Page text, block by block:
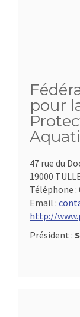
pour
47 rue du
19000
Téléphone :
Email :
http://
Président :